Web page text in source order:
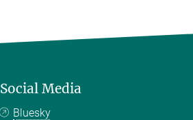
Social Media
Bluesky